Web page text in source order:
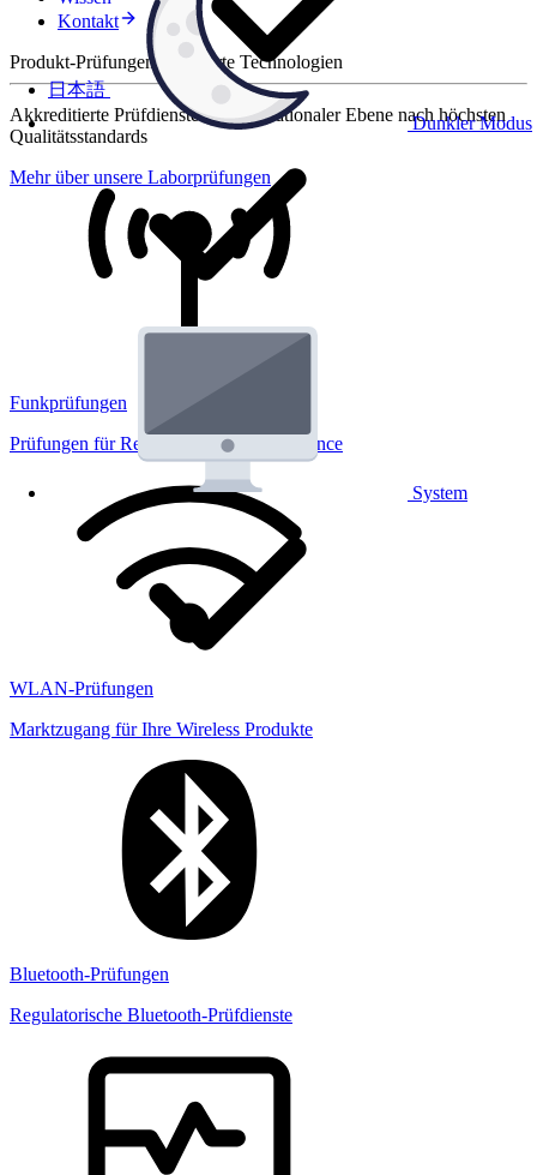
Dunkler Modus
System
日本語
Kontakt
Produkt-Prüfungen für smarte Technologien
Akkreditierte Prüfdienste auf internationaler Ebene nach höchsten
Qualitätsstandards
Mehr über unsere Laborprüfungen
Funkprüfungen
Prüfungen für Regulatorik und Performance
WLAN-Prüfungen
Marktzugang für Ihre Wireless Produkte
Bluetooth-Prüfungen
Regulatorische Bluetooth-Prüfdienste